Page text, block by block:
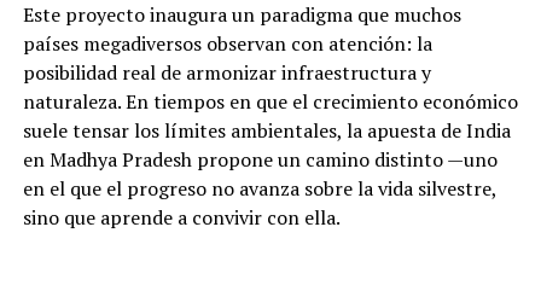
Este proyecto inaugura un paradigma que muchos
países megadiversos observan con atención: la
posibilidad real de armonizar infraestructura y
naturaleza. En tiempos en que el crecimiento económico
suele tensar los límites ambientales, la apuesta de India
en Madhya Pradesh propone un camino distinto —uno
en el que el progreso no avanza sobre la vida silvestre,
sino que aprende a convivir con ella.